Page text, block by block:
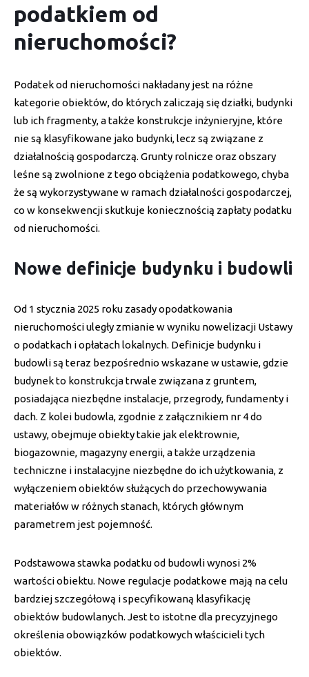
podatkiem od
nieruchomości?
Podatek od nieruchomości nakładany jest na różne
kategorie obiektów, do których zaliczają się działki, budynki
lub ich fragmenty, a także konstrukcje inżynieryjne, które
nie są klasyfikowane jako budynki, lecz są związane z
działalnością gospodarczą. Grunty rolnicze oraz obszary
leśne są zwolnione z tego obciążenia podatkowego, chyba
że są wykorzystywane w ramach działalności gospodarczej,
co w konsekwencji skutkuje koniecznością zapłaty podatku
od nieruchomości.
Nowe definicje budynku i budowli
Od 1 stycznia 2025 roku zasady opodatkowania
nieruchomości uległy zmianie w wyniku nowelizacji Ustawy
o podatkach i opłatach lokalnych. Definicje budynku i
budowli są teraz bezpośrednio wskazane w ustawie, gdzie
budynek to konstrukcja trwale związana z gruntem,
posiadająca niezbędne instalacje, przegrody, fundamenty i
dach. Z kolei budowla, zgodnie z załącznikiem nr 4 do
ustawy, obejmuje obiekty takie jak elektrownie,
biogazownie, magazyny energii, a także urządzenia
techniczne i instalacyjne niezbędne do ich użytkowania, z
wyłączeniem obiektów służących do przechowywania
materiałów w różnych stanach, których głównym
parametrem jest pojemność.
Podstawowa stawka podatku od budowli wynosi 2%
wartości obiektu. Nowe regulacje podatkowe mają na celu
bardziej szczegółową i specyfikowaną klasyfikację
obiektów budowlanych. Jest to istotne dla precyzyjnego
określenia obowiązków podatkowych właścicieli tych
obiektów.